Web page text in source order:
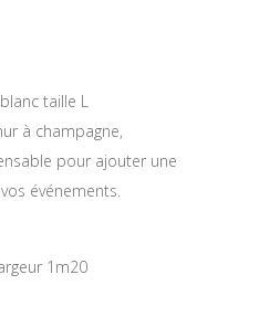
taille L
à champagne,
pour ajouter une
événements.
1m20